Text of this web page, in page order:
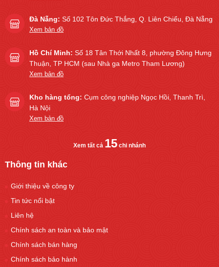
Đà Nẵng: Số 102 Tôn Đức Thắng, Q. Liên Chiểu, Đà Nẵng
Xem bản đồ
Hồ Chí Minh: Số 18 Tân Thới Nhất 8, phường Đông Hưng
Thuận, TP HCM (sau Nhà ga Metro Tham Lương)
Xem bản đồ
Kho hàng tổng: Cụm công nghiệp Ngọc Hồi, Thanh Trì,
Hà Nội
Xem bản đồ
Xem tất cả 15 chi nhánh
Thông tin khác
Giới thiệu về công ty
Tin tức nổi bật
Liên hệ
Chính sách an toàn và bảo mật
Chính sách bán hàng
Chính sách bảo hành